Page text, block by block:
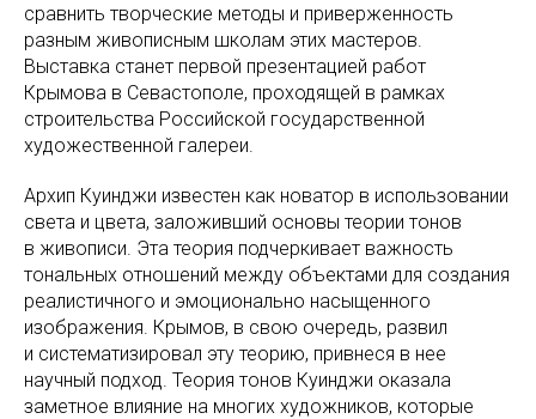
сравнить творческие методы и приверженность
разным живописным школам этих мастеров.
Выставка станет первой презентацией работ
Крымова в Севастополе, проходящей в рамках
строительства Российской государственной
художественной галереи.
Архип Куинджи известен как новатор в использовании
света и цвета, заложивший основы теории тонов
в живописи. Эта теория подчеркивает важность
тональных отношений между объектами для создания
реалистичного и эмоционально насыщенного
изображения. Крымов, в свою очередь, развил
и систематизировал эту теорию, привнеся в нее
научный подход. Теория тонов Куинджи оказала
заметное влияние на многих художников, которые